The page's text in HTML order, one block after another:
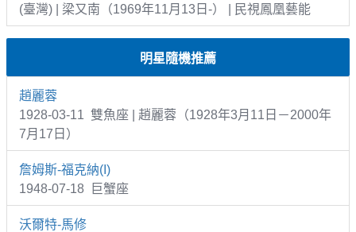
(臺灣) | 梁又南（1969年11月13日-） | 民視鳳凰藝能
明星隨機推薦
趙麗蓉
1928-03-11 雙魚座 | 趙麗蓉（1928年3月11日－2000年
7月17日）
詹姆斯-福克納(I)
1948-07-18 巨蟹座
沃爾特-馬修